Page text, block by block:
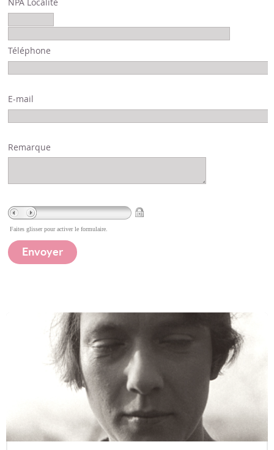
Téléphone
E-mail
Remarque
Faites glisser pour activer le formulaire.